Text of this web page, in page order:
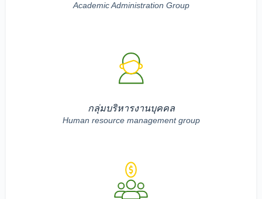
Academic Administration Group
กลุ่มบริหารงานบุคคล
Human resource management group